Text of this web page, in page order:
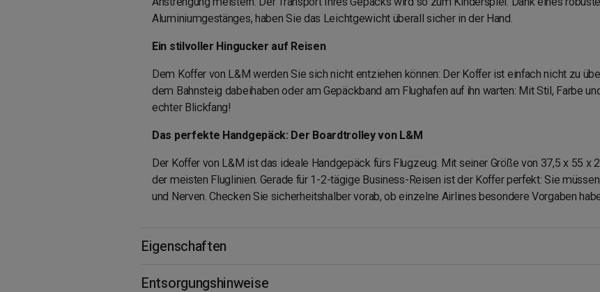
Aluminiumgestänges, haben Sie das Leichtgewicht überall sicher in der Hand.
Ein stilvoller Hingucker auf Reisen
Dem Koffer von L&M werden Sie sich nicht entziehen können: Der Koffer ist einfach nicht zu
dem Bahnsteig dabeihaben oder am Gepäckband am Flughafen auf ihn warten: Mit Stil, Farbe
echter Blickfang!
Das perfekte Handgepäck: Der Boardtrolley von L&M
Der Koffer von L&M ist das ideale Handgepäck fürs Flugzeug. Mit seiner Größe von 37,5 x 55
der meisten Fluglinien. Gerade für 1-2-tägige Business-Reisen ist der Koffer perfekt: Sie
und Nerven. Checken Sie sicherheitshalber vorab, ob einzelne Airlines besondere Vorgaben
Eigenschaften
Entsorgungshinweise